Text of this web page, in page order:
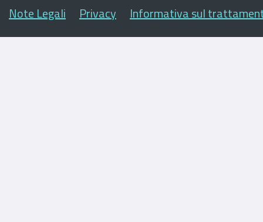
Note Legali Privacy Informativa sul